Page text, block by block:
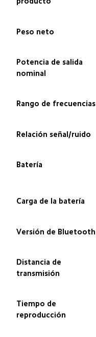
Peso neto
Potencia de salida
nominal
Rango de frecuencias
Relación señal/ruido
Batería
Carga de la batería
Versión de Bluetooth
Distancia de
transmisión
Tiempo de
reproducción